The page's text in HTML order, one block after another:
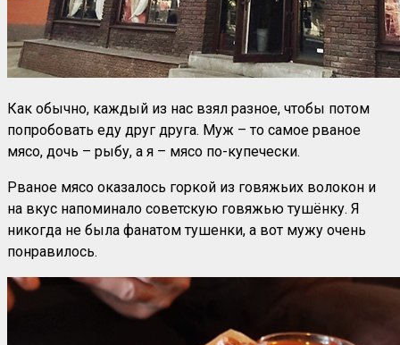
Как обычно, каждый из нас взял разное, чтобы потом
попробовать еду друг друга. Муж – то самое рваное
мясо, дочь – рыбу, а я – мясо по-купечески.
Рваное мясо оказалось горкой из говяжьих волокон и
на вкус напоминало советскую говяжью тушёнку. Я
никогда не была фанатом тушенки, а вот мужу очень
понравилось.